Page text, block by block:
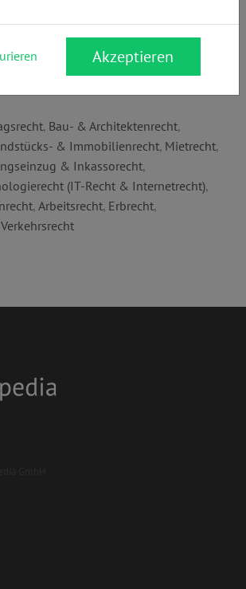
, Bau- & Architektenrecht,
& Immobilienrecht, Mietrecht,
& Inkassorecht,
(IT-Recht & Internetrecht),
, Arbeitsrecht, Erbrecht,
Verkehrsrecht
Akzeptieren